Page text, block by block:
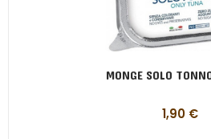
MONGE SOLO
1,90 €